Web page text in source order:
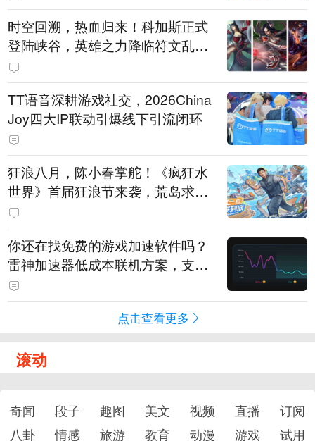
时空回溯，热血归来！科加斯正式
登陆峡谷，英雄之力降临符文乱
斗！
TT语音深耕游戏社交，2026China
Joy四大IP联动引爆线下引流闭环
狂浪八月，陈小春掌舵！《疯狂水
世界》首届狂浪节来袭，荒岛求生
直播即将开启
你还在找免费的游戏加速软件吗？
雷神加速器低成本联机方案，支持
免费试用
点击查看更多
滚动
奇闻 段子 趣图 美文 视频 直播
订阅
八卦
情感 旅游 教育 动漫 游戏 试用